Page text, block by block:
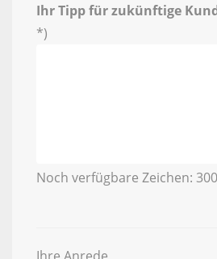
Ihr Tipp für zukünftige
*)
Noch verfügbare Zeichen: 300